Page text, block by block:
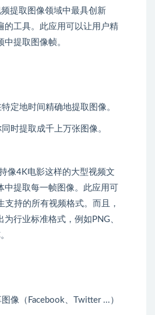
提取图像领域中最具创新
的工具。此应用可以让用户精
提取图像帧。
定地时间精确地提取图像。
时提取成千上万张图像。
像4K电影这样的大型视频文
提取每一帧图像。此应用可
支持的所有视频格式。而且，
行业标准格式，例如PNG、
像（Facebook、Twitter ...）